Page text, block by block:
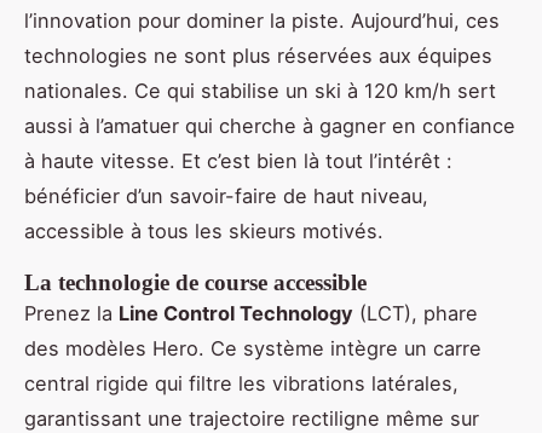
l’innovation pour dominer la piste. Aujourd’hui, ces
technologies ne sont plus réservées aux équipes
nationales. Ce qui stabilise un ski à 120 km/h sert
aussi à l’amatuer qui cherche à gagner en confiance
à haute vitesse. Et c’est bien là tout l’intérêt :
bénéficier d’un savoir-faire de haut niveau,
accessible à tous les skieurs motivés.
La technologie de course accessible
Prenez la Line Control Technology (LCT), phare
des modèles Hero. Ce système intègre un carre
central rigide qui filtre les vibrations latérales,
garantissant une trajectoire rectiligne même sur